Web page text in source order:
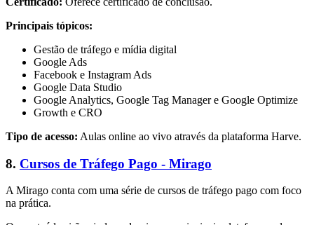
Principais tópicos:
Gestão de tráfego e mídia digital
Google Ads
Facebook e Instagram Ads
Google Data Studio
Google Analytics, Google Tag Manager e Google Optimize
Growth e CRO
Tipo de acesso: Aulas online ao vivo através da plataforma Harve.
8. Cursos de Tráfego Pago - Mirago
A Mirago conta com uma série de cursos de tráfego pago com foco
na prática.